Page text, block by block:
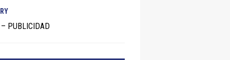
PUBLICIDAD